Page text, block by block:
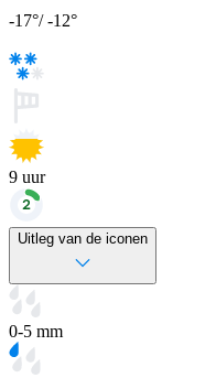
-17°/-12°
9 uur
Uitleg van de iconen
0-5 mm